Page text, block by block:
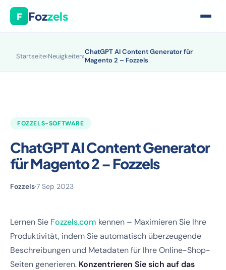
F Fozzels
Startseite›Neuigkeiten›ChatGPT AI Content Generator für
Magento 2 – Fozzels
FOZZELS-SOFTWARE
ChatGPT AI Content Generator
für Magento 2 – Fozzels
Fozzels·7 Sep 2023
Lernen Sie Fozzels.com kennen – Maximieren Sie Ihre
Produktivität, indem Sie automatisch überzeugende
Beschreibungen und Metadaten für Ihre Online-Shop-
Seiten generieren. Konzentrieren Sie sich auf das